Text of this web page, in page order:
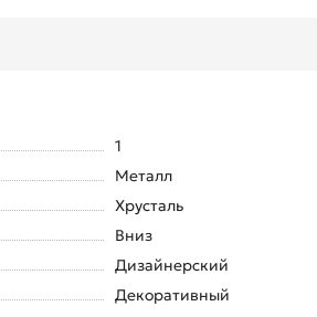
1
Металл
Хрусталь
Вниз
Дизайнерский
Декоративный